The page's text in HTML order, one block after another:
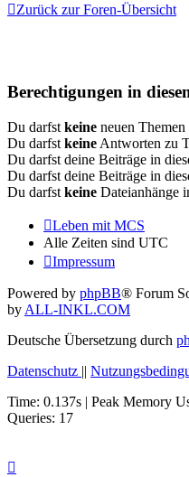
Zurück zur Foren-Übersicht
Berechtigungen in
Du darfst keine neuen
Du darfst keine Antworten zu
Du darfst deine Beiträge in
Du darfst deine Beiträge in
Du darfst keine Dateianhänge
Leben mit MCS
Alle Zeiten sind UTC
Impressum
Powered by phpBB® Forum
by ALL-INKL.COM
Deutsche Übersetzung durch
Datenschutz ||
Time: 0.137s | Peak Memory
Queries: 17